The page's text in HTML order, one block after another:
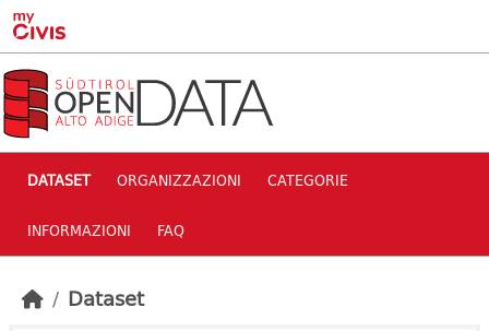
Skip to main content
DATASET ORGANIZZAZIONI CATEGORIE
INFORMAZIONI FAQ
Dataset